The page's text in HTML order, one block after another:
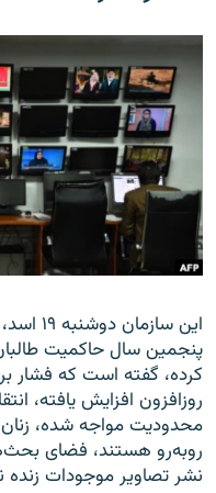
این
پنجمین سال حاکمیت
کرده، گفته است که فشار
روزافزون افزایش یافته،
محدودیت مواجه شده،
روبه‌رو هستند، فضای
نشر تصاویر موجودات